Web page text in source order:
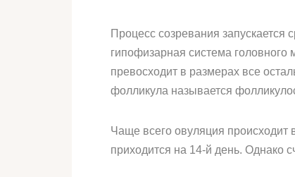
Процесс созревания запускается
гипофизарная система головного
превосходит в размерах все
фолликула называется
Чаще всего овуляция
приходится на 14-й день. Однако